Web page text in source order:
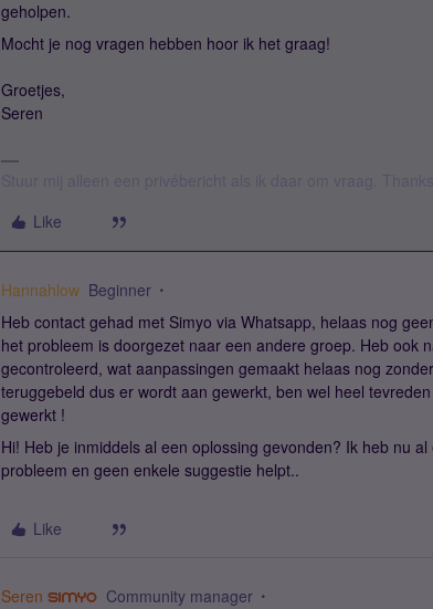
geholpen.
Mocht je nog vragen hebben hoor ik het graag!
Groetjes,
Seren
Like
Hannahlow Beginner
Heb contact gehad met Simyo via Whatsapp, helaas nog
het probleem is doorgezet naar een andere groep. Heb ook
gecontroleerd, wat aanpassingen gemaakt helaas nog
teruggebeld dus er wordt aan gewerkt, ben wel heel
gewerkt !
Hi! Heb je inmiddels al een oplossing gevonden? Ik heb nu
probleem en geen enkele suggestie helpt..
Like
Seren Community manager